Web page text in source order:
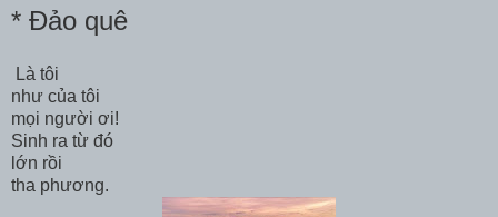
* Đảo quê
Là tôi
như của tôi
mọi người ơi!
Sinh ra từ đó
lớn rồi
tha phương.